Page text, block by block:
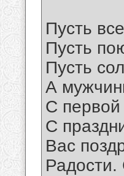
Пусть
Пусть
Пусть
А
С первой
С
Вас